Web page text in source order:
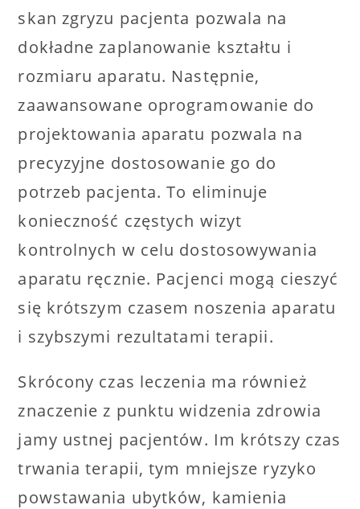
skan zgryzu pacjenta pozwala na
dokładne zaplanowanie kształtu i
rozmiaru aparatu. Następnie,
zaawansowane oprogramowanie do
projektowania aparatu pozwala na
precyzyjne dostosowanie go do
potrzeb pacjenta. To eliminuje
konieczność częstych wizyt
kontrolnych w celu dostosowywania
aparatu ręcznie. Pacjenci mogą cieszyć
się krótszym czasem noszenia aparatu
i szybszymi rezultatami terapii.
Skrócony czas leczenia ma również
znaczenie z punktu widzenia zdrowia
jamy ustnej pacjentów. Im krótszy czas
trwania terapii, tym mniejsze ryzyko
powstawania ubytków, kamienia